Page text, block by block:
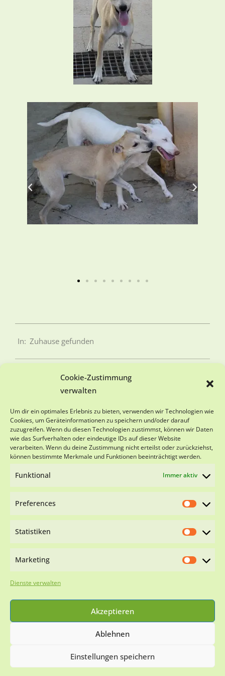
Cookie-Zustimmung
verwalten
Um dir ein optimales Erlebnis zu bieten, verwenden wir Technologien wie
Cookies, um Geräteinformationen zu speichern und/oder darauf
zuzugreifen. Wenn du diesen Technologien zustimmst, können wir Daten
wie das Surfverhalten oder eindeutige IDs auf dieser Website
verarbeiten. Wenn du deine Zustimmung nicht erteilst oder zurückziehst,
können bestimmte Merkmale und Funktionen beeinträchtigt werden.
Funktional Immer aktiv
Preferences
Statistiken
Marketing
Dienste verwalten
Akzeptieren
Ablehnen
Einstellungen speichern
In: Zuhause gefunden
SPENDENKONTO
Viva-Animal e.V.
Sparkasse Schwarzwald-Baar
IBAN DE18 6945 0065 0151 0501 28
BIC SOLADES1VSS
Impressum
Cookie-
Richtlinie (EU)
WIR SIND NACH §11 TIERSCHG ZERTIFIZIERT